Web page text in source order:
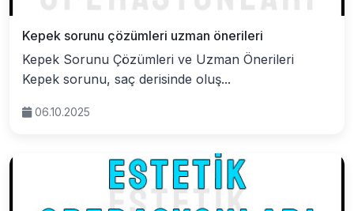
Kepek sorunu çözümleri uzman önerileri
Kepek Sorunu Çözümleri ve Uzman Önerileri
Kepek sorunu, saç derisinde oluş...
06.10.2025